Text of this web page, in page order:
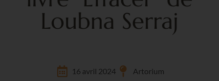
Loubna Serraj
16 avril 2024 Artorium